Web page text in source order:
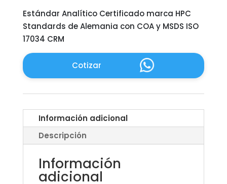
Estándar Analítico Certificado marca HPC
Standards de Alemania con COA y MSDS ISO
17034 CRM
Cotizar
Información adicional
Descripción
Información
adicional